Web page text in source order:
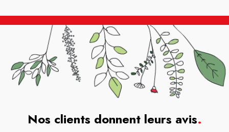
Nos clients donnent leurs avis.